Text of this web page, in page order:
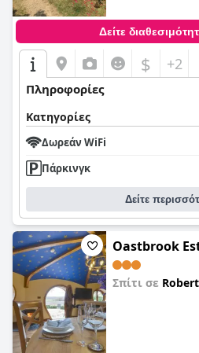
Δείτε
$ +2
Πληροφορίες
Κατηγορίες
Δωρεάν WiFi
Πάρκινγκ
Δείτε
Oastbrook
Σπίτι σε